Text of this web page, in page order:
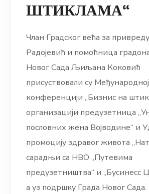
ШТИКЛАМА“
Члан Градског већа за
Радојевић и помоћница
Новог Сада Љиљана Коковић
присуствовали су Међународној
конференцији „Бизнис на
организацији предузетница
пословних жена Војводине“ и
промоцију здравог живота
сарадњи са НВО „Путевима
предузетништва“ и „Бусинесс
а уз подршку Града Новог Сада.